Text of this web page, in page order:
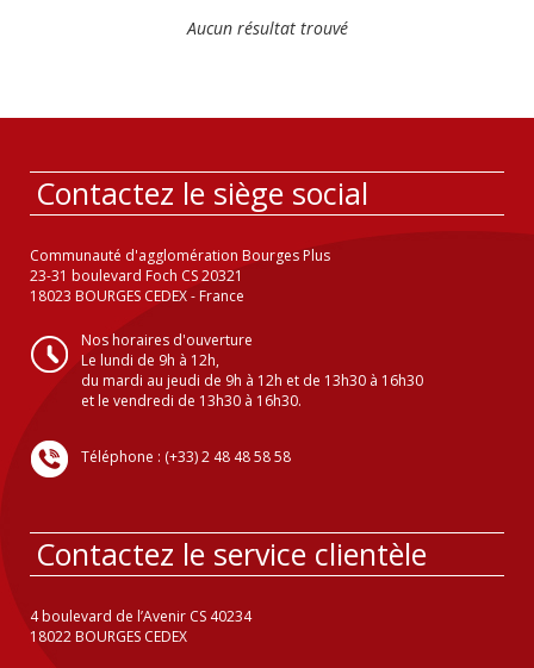
Aucun résultat trouvé
Contactez le siège social
Communauté d'agglomération Bourges Plus
23-31 boulevard Foch CS 20321
18023 BOURGES CEDEX - France
Nos horaires d'ouverture
Le lundi de 9h à 12h,
du mardi au jeudi de 9h à 12h et de 13h30 à 16h30
et le vendredi de 13h30 à 16h30.
Téléphone : (+33) 2 48 48 58 58
Contactez le service clientèle
4 boulevard de l’Avenir CS 40234
18022 BOURGES CEDEX